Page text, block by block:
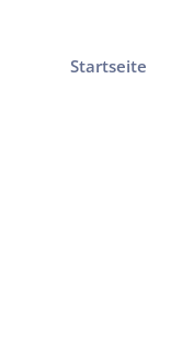
Startseite